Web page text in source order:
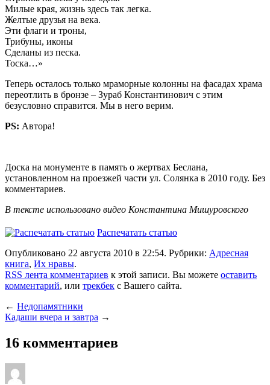
Милые края, жизнь здесь так легка.
Желтые друзья на века.
Эти флаги и троны,
Трибуны, иконы
Сделаны из песка.
Тоска…»
Теперь осталось только мраморные колонны на фасадах храма
переотлить в бронзе – Зураб Константинович с этим
безусловно справится. Мы в него верим.
PS: Автора!
Доска на монументе в память о жертвах Беслана,
установленном на проезжей части ул. Солянка в 2010 году. Без
комментариев.
В тексте использовано видео Константина Мишуровского
Распечатать статью
Опубликовано 22 августа 2010 в 22:54. Рубрики: Адресная
книга, Их нравы.
RSS лента комментариев к этой записи. Вы можете оставить
комментарий, или трекбек с Вашего сайта.
← Недопамятники
Кадаши вчера и завтра →
16 комментариев